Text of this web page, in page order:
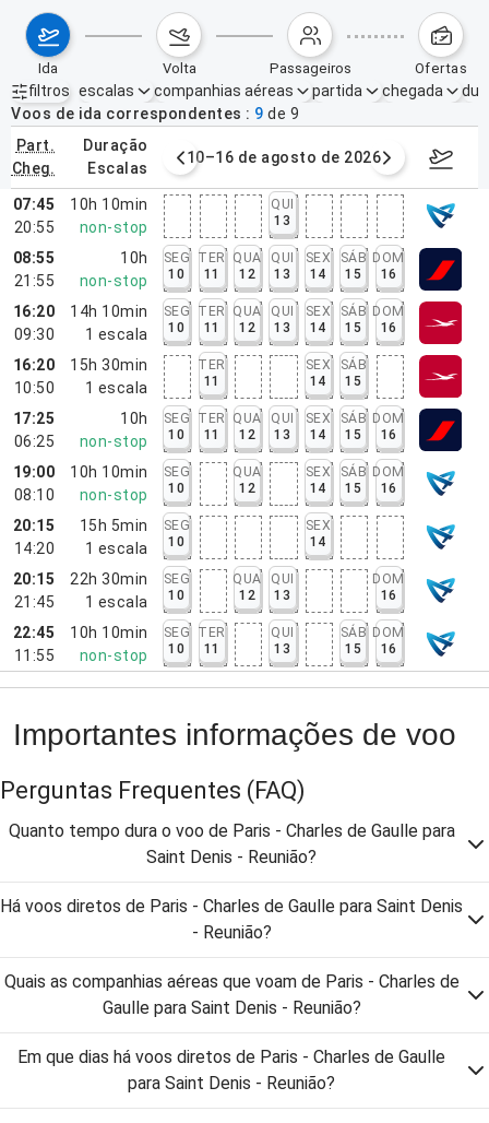
ida volta passageiros ofertas
filtros
Filtros ativos nenhum
escalas companhias aéreas partida chegada
Voos de ida correspondentes
9 de 9
part.
cheg.
duração
escalas
agosto de 2026 10–16 de agosto de 2026 17–23
07:45
20:55
10h 10min
non-stop
QUI
13
08:55
21:55
10h
non-stop
SEG
10
TER
11
QUA
12
QUI
13
SEX
14
SÁB
15
DOM
16
16:20
09:30
14h 10min
1 escala
SEG
10
TER
11
QUA
12
QUI
13
SEX
14
SÁB
15
DOM
16
16:20
10:50
15h 30min
1 escala
TER
11
SEX
14
SÁB
15
17:25
06:25
10h
non-stop
SEG
10
TER
11
QUA
12
QUI
13
SEX
14
SÁB
15
DOM
16
19:00
08:10
10h 10min
non-stop
SEG
10
QUA
12
SEX
14
SÁB
15
DOM
16
20:15
14:20
15h 5min
1 escala
SEG
10
SEX
14
20:15
21:45
22h 30min
1 escala
SEG
10
QUA
12
QUI
13
DOM
16
22:45
11:55
10h 10min
non-stop
SEG
10
TER
11
QUI
13
SÁB
15
DOM
16
Importantes informações de voo
Perguntas Frequentes (FAQ)
Quanto tempo dura o voo de Paris - Charles de Gaulle para
Saint Denis - Reunião?
Há voos diretos de Paris - Charles de Gaulle para Saint Denis
- Reunião?
Quais as companhias aéreas que voam de Paris - Charles de
Gaulle para Saint Denis - Reunião?
Em que dias há voos diretos de Paris - Charles de Gaulle
para Saint Denis - Reunião?